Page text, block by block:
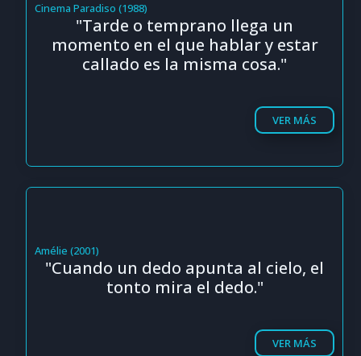
Cinema Paradiso (1988)
"Tarde o temprano llega un
momento en el que hablar y estar
callado es la misma cosa."
VER MÁS
Amélie (2001)
"Cuando un dedo apunta al cielo, el
tonto mira el dedo."
VER MÁS